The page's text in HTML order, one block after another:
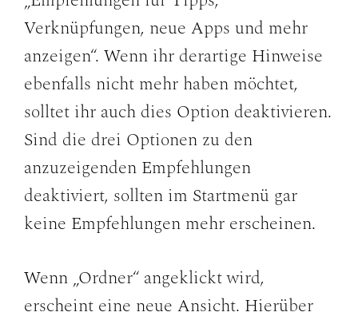
Verknüpfungen, neue Apps und mehr
anzeigen“. Wenn ihr derartige Hinweise
ebenfalls nicht mehr haben möchtet,
solltet ihr auch dies Option deaktivieren.
Sind die drei Optionen zu den
anzuzeigenden Empfehlungen
deaktiviert, sollten im Startmenü gar
keine Empfehlungen mehr erscheinen.
Wenn „Ordner“ angeklickt wird,
erscheint eine neue Ansicht. Hierüber